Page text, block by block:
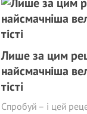
Лише за цим
найсмачніша
тісті
Спробуй – і цей